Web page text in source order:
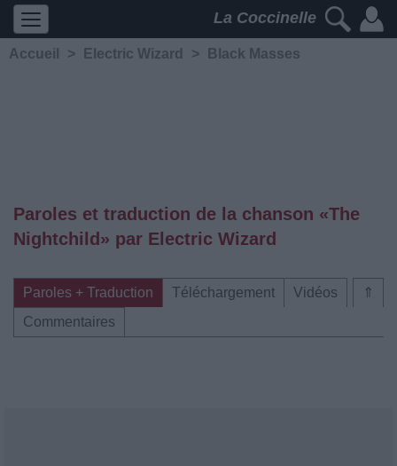
La Coccinelle
Accueil > Electric Wizard > Black Masses
Paroles et traduction de la chanson «The
Nightchild» par Electric Wizard
⇑
Paroles + Traduction Téléchargement
Vidéos
Commentaires